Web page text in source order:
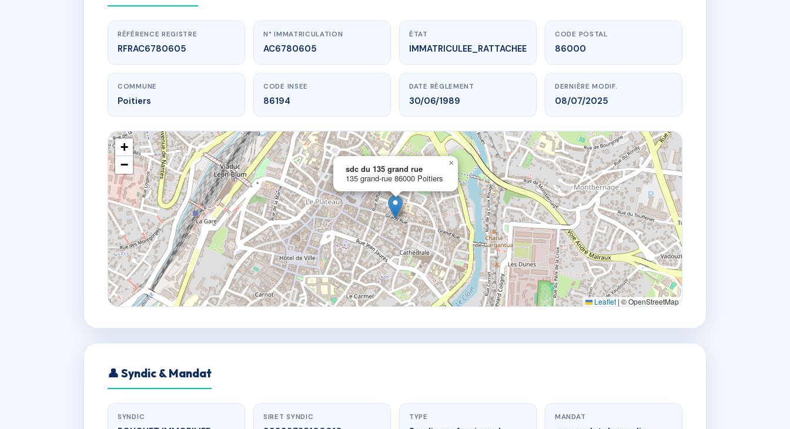
www.vme.plus/AC6780605
sdc du 135 grand rue
135 grand-rue86000 Poitiers
RÉFÉRENCE REGISTRE
RFRAC6780605
N° IMMATRICULATION
AC6780605
ÉTAT
IMMATRICULEE_RATTACHEE
CODE POSTAL
86000
COMMUNE
Poitiers
CODE INSEE
86194
DATE RÈGLEMENT
30/06/1989
DERNIÈRE MODIF.
08/07/2025
sdc du 135 grand rue
135 grand-rue 86000 Poitiers
×
+
−
Leaflet | © OpenStreetMap
👤 Syndic & Mandat
SYNDIC SIRET SYNDIC TYPE MANDAT